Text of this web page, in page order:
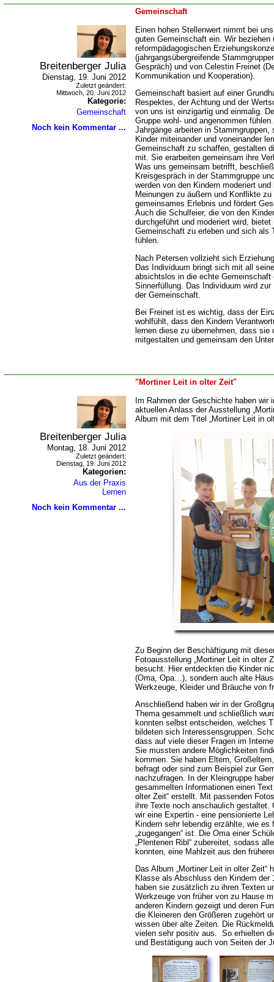
Gemeinschaft
Breitenberger Julia
Dienstag, 19. Juni 2012
Zuletzt geändert:
Mittwoch, 20. Juni 2012
Kategorie:
Gemeinschaft
Noch kein Kommentar ...
Einen hohen Stellenwert nimmt bei
guten Gemeinschaft ein. Wir beziehen
reformpädagogischen
(jahrgangsübergreifende
Gespräch) und von Celestin Freinet
Kommunikation und Kooperation).
Gemeinschaft basiert auf einer
Respektes, der Achtung und der
von uns ist einzigartig und einmalig.
Gruppe wohl- und angenommen
Jahrgänge arbeiten in Stammgruppen,
Kinder miteinander und voneinander
Gemeinschaft zu schaffen, gestalten
mit. Sie erarbeiten gemeinsam ihre
Was uns gemeinsam betrifft,
Kreisgespräch in der Stammgruppe
werden von den Kindern moderiert
Meinungen zu äußern und Konflikte
gemeinsames Erlebnis und fördert
Auch die Schulfeier, die von den
durchgeführt und moderiert wird,
Gemeinschaft zu erleben und sich als
fühlen.
Nach Petersen vollzieht sich
Das Individuum bringt sich mit all
absichtslos in die echte Gemeinschaft
Sinnerfüllung. Das Individuum wird
der Gemeinschaft.
Bei Freinet ist es wichtig, dass der
wohlfühlt, dass den Kindern
lernen diese zu übernehmen, dass
mitgestalten und gemeinsam den
"Mortiner Leit in olter Zeit"
Breitenberger Julia
Montag, 18. Juni 2012
Zuletzt geändert:
Dienstag, 19. Juni 2012
Kategorien:
Aus der Praxis
Lernen
Noch kein Kommentar ...
Im Rahmen der Geschichte haben wir
aktuellen Anlass der Ausstellung
Album mit dem Titel „Mortiner Leit in
Zu Beginn der Beschäftigung mit
Fotoausstellung „Mortiner Leit in olter
besucht. Hier entdeckten die Kinder
(Oma, Opa…), sondern auch alte
Werkzeuge, Kleider und Bräuche von
Anschließend haben wir in der
Thema gesammelt und schließlich
konnten selbst entscheiden, welches
bildeten sich Interessensgruppen.
dass auf viele dieser Fragen im
Sie mussten andere Möglichkeiten
kommen. Sie haben Eltern,
befragt oder sind zum Beispiel zur
nachzufragen. In der Kleingruppe
gesammelten Informationen einen
olter Zeit“ erstellt. Mit passenden
ihre Texte noch anschaulich gestaltet.
wir eine Expertin - eine pensionierte
Kindern sehr lebendig erzählte, wie
zugegangen“ ist. Die Oma einer
Plentenen Ribl“ zubereitet, sodass
konnten, eine Mahlzeit aus den
Das Album „Mortiner Leit in olter Zeit“
Klasse als Abschluss den Kindern
haben sie zusätzlich zu ihren Texten
Werkzeuge von früher von zu Hause
anderen Kindern gezeigt und deren
die Kleineren den Größeren zugehört
wissen über alte Zeiten. Die
vielen sehr positiv aus. So erhielten
und Bestätigung auch von Seiten der